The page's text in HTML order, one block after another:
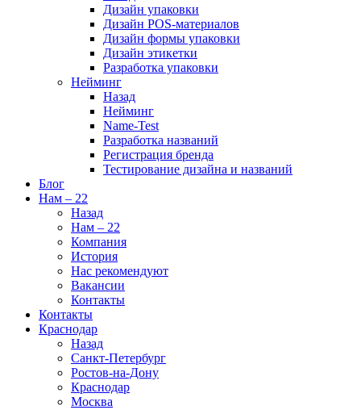
Дизайн упаковки
Дизайн POS-материалов
Дизайн формы упаковки
Дизайн этикетки
Разработка упаковки
Нейминг
Назад
Нейминг
Name-Test
Разработка названий
Регистрация бренда
Тестирование дизайна и названий
Блог
Нам – 22
Назад
Нам – 22
Компания
История
Нас рекомендуют
Вакансии
Контакты
Контакты
Краснодар
Назад
Санкт-Петербург
Ростов-на-Дону
Краснодар
Москва